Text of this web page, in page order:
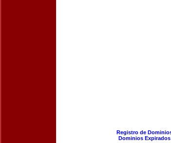
Registro de
Dominios Expirados